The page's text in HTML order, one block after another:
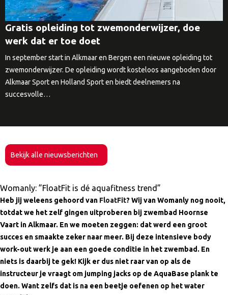
Gratis opleiding tot zwemonderwijzer, doe
werk dat er toe doet
In september start in Alkmaar en Bergen een nieuwe opleiding tot
zwemonderwijzer. De opleiding wordt kosteloos aangeboden door
Alkmaar Sport en Holland Sport en biedt deelnemers na
succesvolle…
Bekijk alle nieuwsberichten
Womanly: ”FloatFit is dé aquafitness trend”
Heb jij weleens gehoord van FloatFit? Wij van Womanly nog nooit,
totdat we het zelf gingen uitproberen bij zwembad Hoornse
Vaart in Alkmaar. En we moeten zeggen: dat werd een groot
succes en smaakte zeker naar meer. Bij deze intensieve body
work-out werk je aan een goede conditie in het zwembad. En
niets is daarbij te gek! Kijk er dus niet raar van op als de
instructeur je vraagt om jumping jacks op de AquaBase plank te
doen. Want zelfs dat is na een beetje oefenen op het water